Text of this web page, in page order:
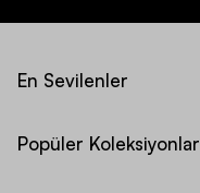
En Sevilenler
Popüler Koleksiyonlar